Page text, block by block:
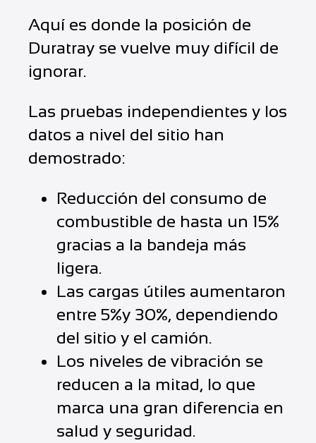
Aquí es donde la posición de
Duratray se vuelve muy difícil de
ignorar.
Las pruebas independientes y los
datos a nivel del sitio han
demostrado:
Reducción del consumo de
combustible de hasta un 15%
gracias a la bandeja más
ligera.
Las cargas útiles aumentaron
entre 5%y 30%, dependiendo
del sitio y el camión.
Los niveles de vibración se
reducen a la mitad, lo que
marca una gran diferencia en
salud y seguridad.